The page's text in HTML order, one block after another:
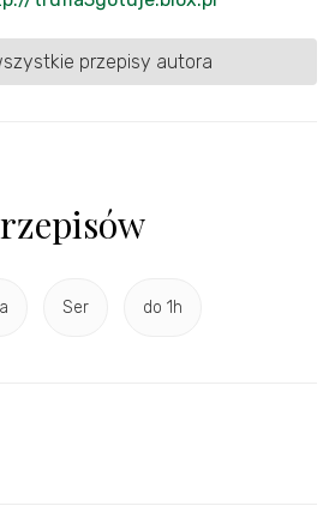
przepisy autora
Ser do 1h